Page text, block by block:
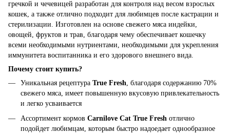
гречкой и чечевицей разработан для контроля над весом взрослых
кошек, а также отлично подходит для любимцев после кастрации и
стерилизации. Изготовлен на основе свежего мяса индейки,
овощей, фруктов и трав, благодаря чему обеспечивает кошечку
всеми необходимыми нутриентами, необходимыми для укрепления
иммунитета воспитанника и его здорового внешнего вида.
Почему стоит купить?
Уникальная рецептура True Fresh, благодаря содержанию 70%
свежего мяса, имеет повышенную вкусовую привлекательность
и легко усваивается
Ассортимент кормов Carnilove Cat True Fresh отлично
подойдет любимцам, которым быстро надоедает однообразное